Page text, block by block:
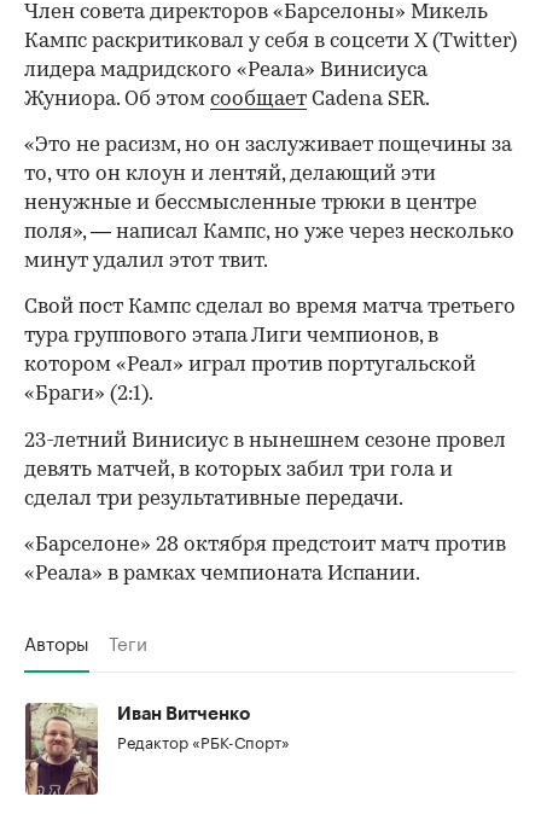
Член совета директоров «Барселоны» Микель
Кампс раскритиковал у себя в соцсети X (Twitter)
лидера мадридского «Реала» Винисиуса
Жуниора. Об этом сообщает Cadena SER.
«Это не расизм, но он заслуживает пощечины за
то, что он клоун и лентяй, делающий эти
ненужные и бессмысленные трюки в центре
поля», — написал Кампс, но уже через несколько
минут удалил этот твит.
Свой пост Кампс сделал во время матча третьего
тура группового этапа Лиги чемпионов, в
котором «Реал» играл против португальской
«Браги» (2:1).
23-летний Винисиус в нынешнем сезоне провел
девять матчей, в которых забил три гола и
сделал три результативные передачи.
«Барселоне» 28 октября предстоит матч против
«Реала» в рамках чемпионата Испании.
Авторы Теги
Иван Витченко
Редактор «РБК-Спорт»